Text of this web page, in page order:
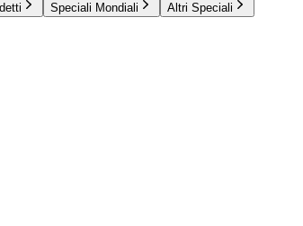
Speciali Mondiali Altri Speciali